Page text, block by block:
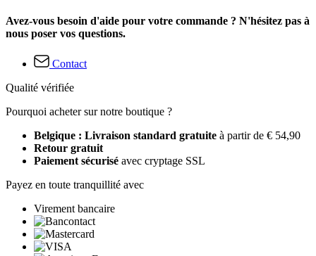
Avez-vous besoin d'aide pour votre commande ? N'hésitez pas à
nous poser vos questions.
Contact
Qualité vérifiée
Pourquoi acheter sur notre boutique ?
Belgique : Livraison standard gratuite à partir de € 54,90
Retour gratuit
Paiement sécurisé avec cryptage SSL
Payez en toute tranquillité avec
Virement bancaire